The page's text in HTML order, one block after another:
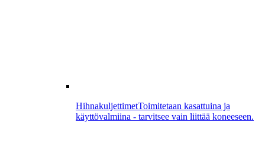
HihnakuljettimetToimitetaan kasattuina ja
käyttövalmiina - tarvitsee vain liittää koneeseen.